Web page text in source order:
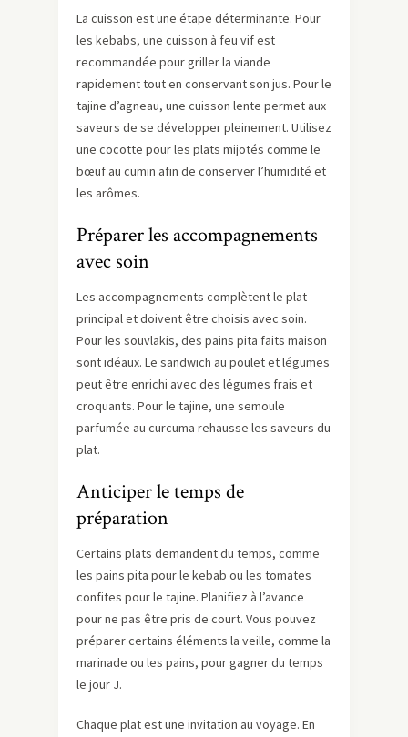
La cuisson est une étape déterminante. Pour
les kebabs, une cuisson à feu vif est
recommandée pour griller la viande
rapidement tout en conservant son jus. Pour le
tajine d’agneau, une cuisson lente permet aux
saveurs de se développer pleinement. Utilisez
une cocotte pour les plats mijotés comme le
bœuf au cumin afin de conserver l’humidité et
les arômes.
Préparer les accompagnements
avec soin
Les accompagnements complètent le plat
principal et doivent être choisis avec soin.
Pour les souvlakis, des pains pita faits maison
sont idéaux. Le sandwich au poulet et légumes
peut être enrichi avec des légumes frais et
croquants. Pour le tajine, une semoule
parfumée au curcuma rehausse les saveurs du
plat.
Anticiper le temps de
préparation
Certains plats demandent du temps, comme
les pains pita pour le kebab ou les tomates
confites pour le tajine. Planifiez à l’avance
pour ne pas être pris de court. Vous pouvez
préparer certains éléments la veille, comme la
marinade ou les pains, pour gagner du temps
le jour J.
Chaque plat est une invitation au voyage. En